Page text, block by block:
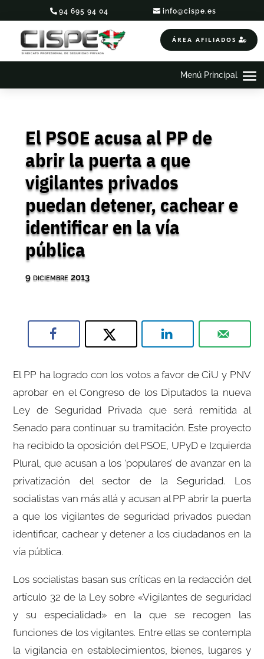
94 695 94 04 info@cispe.es
ÁREA AFILIADOS
El PSOE acusa al PP de
abrir la puerta a que
vigilantes privados
puedan detener, cachear e
identificar en la vía
pública
9 diciembre 2013
El PP ha logrado con los votos a favor de CiU y PNV
aprobar en el Congreso de los Diputados la nueva
Ley de Seguridad Privada que será remitida al
Senado para continuar su tramitación. Este proyecto
ha recibido la oposición del PSOE, UPyD e Izquierda
Plural, que acusan a los ‘populares’ de avanzar en la
privatización del sector de la Seguridad. Los
socialistas van más allá y acusan al PP abrir la puerta
a que los vigilantes de seguridad privados puedan
identificar, cachear y detener a los ciudadanos en la
vía pública.
Los socialistas basan sus críticas en la redacción del
artículo 32 de la Ley sobre «Vigilantes de seguridad
y su especialidad» en la que se recogen las
funciones de los vigilantes. Entre ellas se contempla
la vigilancia en establecimientos, bienes, lugares y